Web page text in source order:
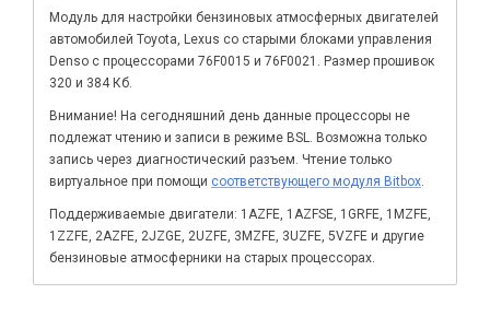
Модуль для настройки бензиновых атмосферных двигателей
автомобилей Toyota, Lexus со старыми блоками управления
Denso с процессорами 76F0015 и 76F0021. Размер прошивок
320 и 384 Кб.
Внимание! На сегодняшний день данные процессоры не
подлежат чтению и записи в режиме BSL. Возможна только
запись через диагностический разъем. Чтение только
виртуальное при помощи соответствующего модуля Bitbox.
Поддерживаемые двигатели: 1AZFE, 1AZFSE, 1GRFE, 1MZFE,
1ZZFE, 2AZFE, 2JZGE, 2UZFE, 3MZFE, 3UZFE, 5VZFE и другие
бензиновые атмосферники на старых процессорах.